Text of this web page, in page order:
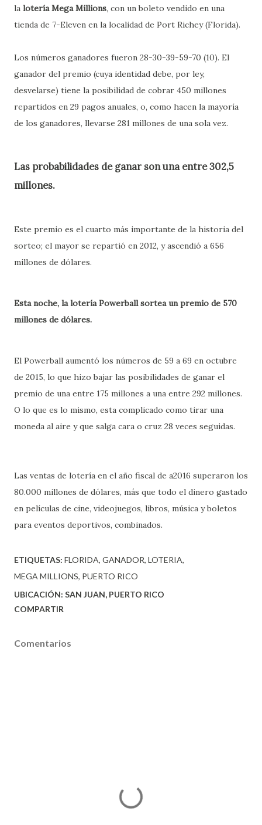
la lotería Mega Millions, con un boleto vendido en una
tienda de 7-Eleven en la localidad de Port Richey (Florida).
Los números ganadores fueron 28-30-39-59-70 (10). El
ganador del premio (cuya identidad debe, por ley,
desvelarse) tiene la posibilidad de cobrar 450 millones
repartidos en 29 pagos anuales, o, como hacen la mayoría
de los ganadores, llevarse 281 millones de una sola vez.
Las probabilidades de ganar son una entre 302,5
millones.
Este premio es el cuarto más importante de la historia del
sorteo; el mayor se repartió en 2012, y ascendió a 656
millones de dólares.
Esta noche, la lotería Powerball sortea un premio de 570
millones de dólares.
El Powerball aumentó los números de 59 a 69 en octubre
de 2015, lo que hizo bajar las posibilidades de ganar el
premio de una entre 175 millones a una entre 292 millones.
O lo que es lo mismo, esta complicado como tirar una
moneda al aire y que salga cara o cruz 28 veces seguidas.
Las ventas de lotería en el año fiscal de a2016 superaron los
80.000 millones de dólares, más que todo el dinero gastado
en películas de cine, videojuegos, libros, música y boletos
para eventos deportivos, combinados.
ETIQUETAS: FLORIDA GANADOR LOTERIA
MEGA MILLIONS PUERTO RICO
UBICACIÓN: SAN JUAN, PUERTO RICO
COMPARTIR
Comentarios